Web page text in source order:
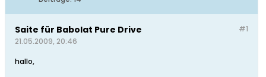
#1
Saite für Babolat Pure Drive
21.05.2009, 20:46
hallo,